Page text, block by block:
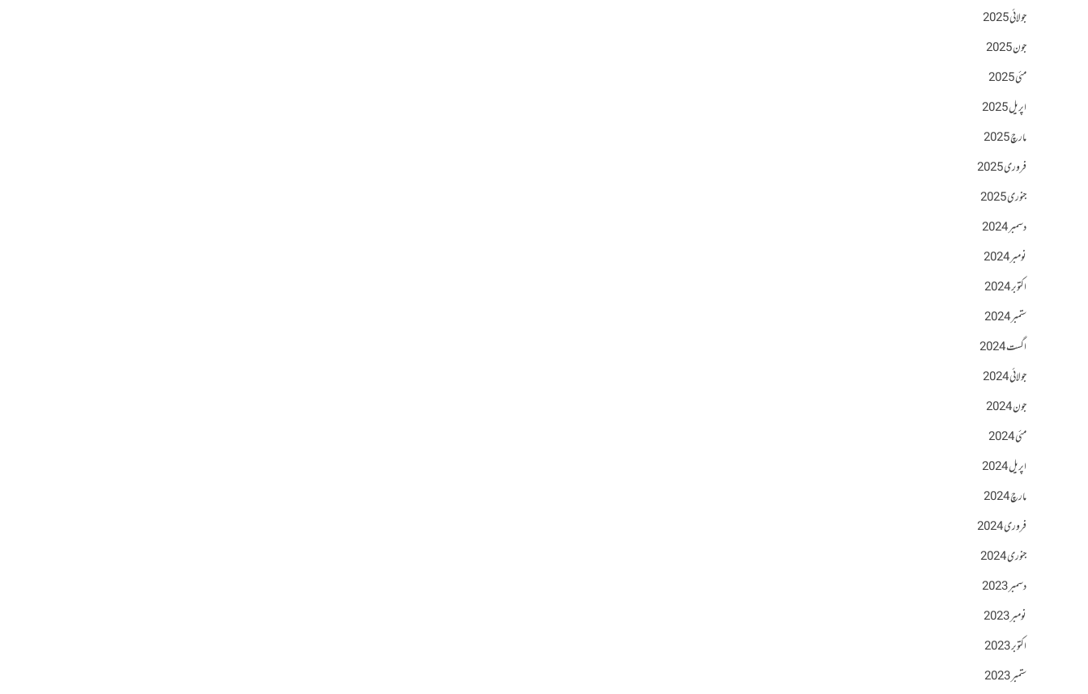
جولائی 2025
جون 2025
مئی 2025
اپریل 2025
مارچ 2025
فروری 2025
جنوری 2025
دسمبر 2024
نومبر 2024
اکتوبر 2024
ستمبر 2024
اگست 2024
جولائی 2024
جون 2024
مئی 2024
اپریل 2024
مارچ 2024
فروری 2024
جنوری 2024
دسمبر 2023
نومبر 2023
اکتوبر 2023
ستمبر 2023